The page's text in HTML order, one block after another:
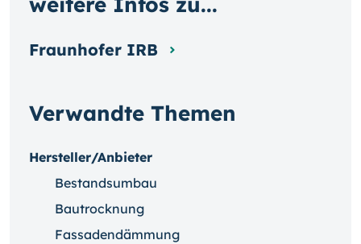
Verwandte Themen
Hersteller/Anbieter
Bestandsumbau
Bautrocknung
Fassadendämmung
Fraunhofer IRB